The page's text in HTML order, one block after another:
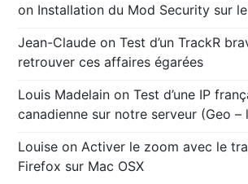
on Installation du Mod Security sur
Jean-Claude onTest d’un TrackR
retrouver ces affaires égarées
Louis Madelain onTest d’une IP
canadienne sur notre serveur (Geo –
Louise on Activer le zoom avec le
Firefox sur Mac OSX